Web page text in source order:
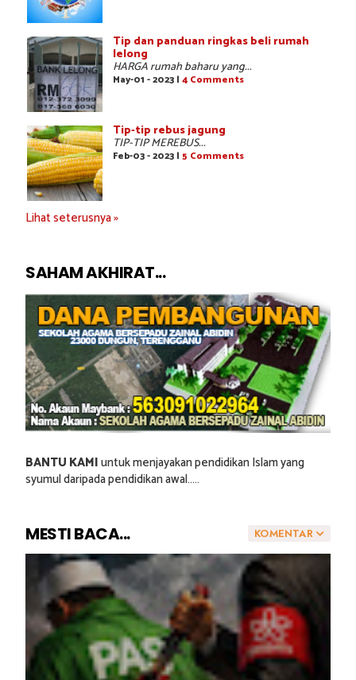
Tip dan panduan ringkas beli rumah
lelong
HARGA rumah baharu yang...
May-01 - 2023 | 4 Comments
Tip-tip rebus jagung
TIP-TIP MEREBUS...
Feb-03 - 2023 | 5 Comments
Lihat seterusnya »
SAHAM AKHIRAT...
BANTU KAMIuntuk menjayakan pendidikan Islam yang
syumul daripada pendidikan awal.....
KOMENTAR
MESTI BACA...